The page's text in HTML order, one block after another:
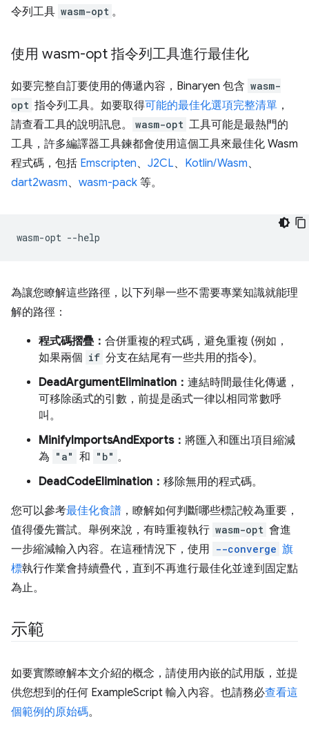
令列工具 wasm-opt 。
使用 wasm-opt 指令列工具進行最佳化
如要完整自訂要使用的傳遞內容，Binaryen 包含 wasm-
opt 指令列工具。如要取得可能的最佳化選項完整清單 ，
請查看工具的說明訊息。
wasm-opt 工具可能是最熱門的
工具，許多編譯器工具鍊都會使用這個工具來最佳化 Wasm
程式碼，包括 Emscripten、 J2CL、 Kotlin/Wasm、
dart2wasm、 wasm-pack 等。
wasm-opt
為讓您瞭解這些路徑，以下列舉一些不需要專業知識就能理
解的路徑：
程式碼摺疊： 合併重複的程式碼，避免重複 (例如，
如果兩個 if 分支在結尾有一些共用的指令)。
DeadArgumentElimination： 連結時間最佳化傳遞，
可移除函式的引數，前提是函式一律以相同常數呼
叫。
MinifyImportsAndExports： 將匯入和匯出項目縮減
為 "a" 和 "b" 。
DeadCodeElimination： 移除無用的程式碼。
您可以參考最佳化食譜 ，瞭解如何判斷哪些標記較為重要，
值得優先嘗試。舉例來說，有時重複執行 wasm-opt 會進
一步縮減輸入內容。在這種情況下，使用 --converge 旗
標執行作業會持續疊代，直到不再進行最佳化並達到固定點
為止。
示範
如要實際瞭解本文介紹的概念，請使用內嵌的試用版，並提
供您想到的任何 ExampleScript 輸入內容。也請務必查看這
個範例的原始碼。